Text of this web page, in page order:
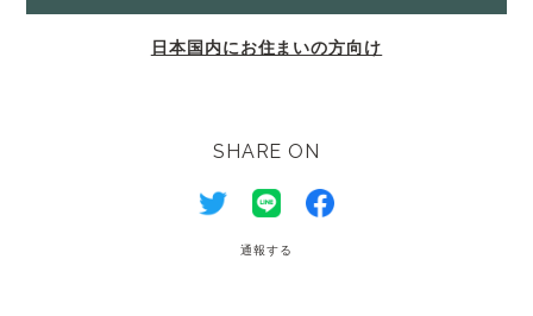
日本国内にお住まいの方向け
SHARE ON
通報する